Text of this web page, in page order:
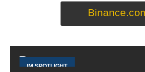
IM SPOTLIGHT